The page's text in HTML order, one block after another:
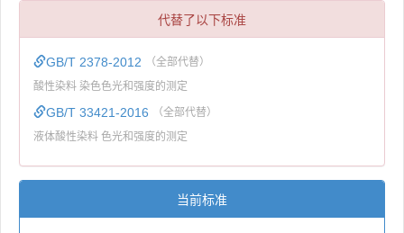
代替了以下标准
GB/T 2378-2012 （全部代替）
酸性染料 染色色光和强度的测定
GB/T 33421-2016 （全部代替）
液体酸性染料 色光和强度的测定
当前标准